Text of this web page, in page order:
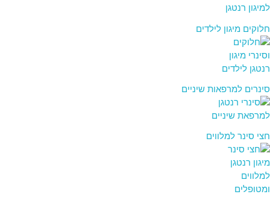
חלוקים מיגון לילדים
סינרים למרפאות שיניים
חצי סינר למלווים